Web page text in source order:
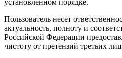
установленном порядке.
Пользователь несет
актуальность, полноту и
Российской Федерации
чистоту от претензий третьих